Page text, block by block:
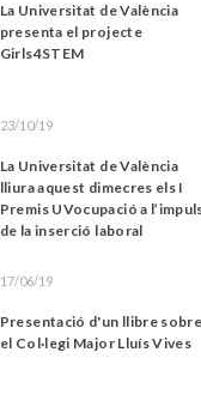
La Universitat de València
presenta el projecte
Girls4STEM
23/10/19
La Universitat de València
lliura aquest dimecres els I
Premis UVocupació a
de la inserció laboral
17/06/19
Presentació d'un llibre sobre
el Col·legi Major Lluís Vives